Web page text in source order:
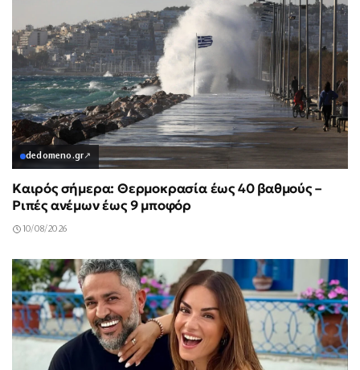
dedomeno.gr↗
Καιρός σήμερα: Θερμοκρασία έως 40 βαθμούς –
Ριπές ανέμων έως 9 μποφόρ
10/08/2026